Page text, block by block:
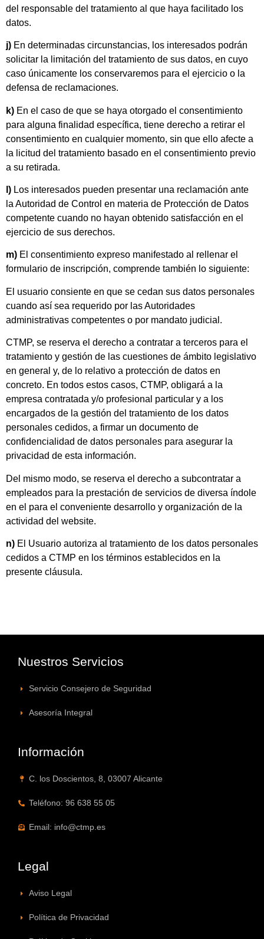
del responsable del tratamiento al que haya facilitado los
datos.
j) En determinadas circunstancias, los interesados podrán
solicitar la limitación del tratamiento de sus datos, en cuyo
caso únicamente los conservaremos para el ejercicio o la
defensa de reclamaciones.
k) En el caso de que se haya otorgado el consentimiento
para alguna finalidad específica, tiene derecho a retirar el
consentimiento en cualquier momento, sin que ello afecte a
la licitud del tratamiento basado en el consentimiento previo
a su retirada.
l) Los interesados pueden presentar una reclamación ante
la Autoridad de Control en materia de Protección de Datos
competente cuando no hayan obtenido satisfacción en el
ejercicio de sus derechos.
m) El consentimiento expreso manifestado al rellenar el
formulario de inscripción, comprende también lo siguiente:
El usuario consiente en que se cedan sus datos personales
cuando así sea requerido por las Autoridades
administrativas competentes o por mandato judicial.
CTMP, se reserva el derecho a contratar a terceros para el
tratamiento y gestión de las cuestiones de ámbito legislativo
en general y, de lo relativo a protección de datos en
concreto. En todos estos casos, CTMP, obligará a la
empresa contratada y/o profesional particular y a los
encargados de la gestión del tratamiento de los datos
personales cedidos, a firmar un documento de
confidencialidad de datos personales para asegurar la
privacidad de esta información.
Del mismo modo, se reserva el derecho a subcontratar a
empleados para la prestación de servicios de diversa índole
en el para el conveniente desarrollo y organización de la
actividad del website.
n) El Usuario autoriza al tratamiento de los datos personales
cedidos a CTMP en los términos establecidos en la
presente cláusula.
Nuestros Servicios
Servicio Consejero de Seguridad
Asesoría Integral
Información
C. los Doscientos, 8, 03007 Alicante
Teléfono: 96 638 55 05
Email: info@ctmp.es
Legal
Aviso Legal
Política de Privacidad